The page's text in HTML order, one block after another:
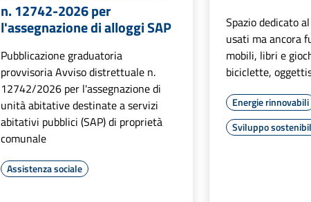
n. 12742-2026 per
l'assegnazione di alloggi SAP
Pubblicazione graduatoria
provvisoria Avviso distrettuale n.
12742/2026 per l'assegnazione di
unità abitative destinate a servizi
abitativi pubblici (SAP) di proprietà
comunale
Assistenza sociale
Spazio dedicato
usati ma ancora
mobili, libri e
biciclette,
Energie rinnovabili
Sviluppo